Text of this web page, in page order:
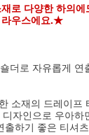
로 다양한 하의에
라우스에요.★
더로 자유롭게 연
소재의 드레이프
자인으로 우아하
출하기 좋은 티셔